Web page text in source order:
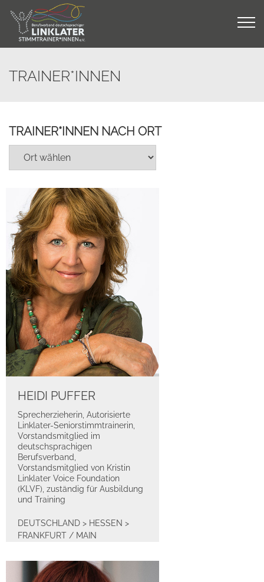
content
TRAINER*INNEN
TRAINER*INNEN NACH ORT
HEIDI PUFFER
Sprecherzieherin, Autorisierte
Linklater-Seniorstimmtrainerin,
Vorstandsmitglied im
deutschsprachigen
Berufsverband,
Vorstandsmitglied von Kristin
Linklater Voice Foundation
(KLVF), zuständig für Ausbildung
und Training
DEUTSCHLAND > HESSEN >
FRANKFURT / MAIN